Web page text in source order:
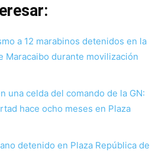
a 12 marabinos detenidos en la
Maracaibo durante movilización
una celda del comando de la GN:
hace ocho meses en Plaza
detenido en Plaza República de